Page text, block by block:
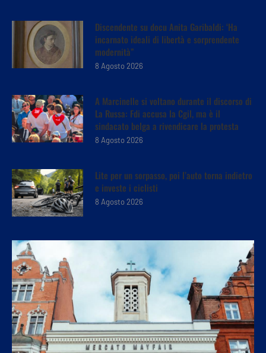
Discendente su docu Anita Garibaldi: ‘Ha
incarnato ideali di libertà e sorprendente
modernità”
8 Agosto 2026
A Marcinelle si voltano durante il discorso di
La Russa: Fdi accusa la Cgil, ma è il
sindacato belga a rivendicare la protesta
8 Agosto 2026
Lite per un sorpasso, poi l’auto torna indietro
e investe i ciclisti
8 Agosto 2026